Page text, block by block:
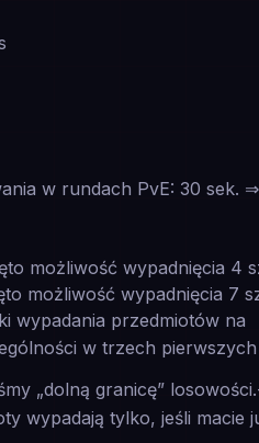
w rundach PvE: 30 sek.
możliwość wypadnięcia 4
możliwość wypadnięcia 7
wypadania przedmiotów na
w trzech
„dolną granicę”
wypadają tylko, jeśli macie